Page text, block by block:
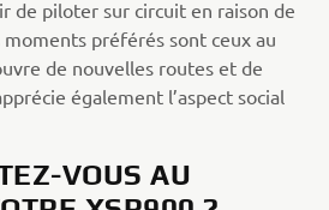
de piloter sur circuit en raison de
moments préférés sont ceux au
de nouvelles routes et de
également l’aspect social
VOUS AU